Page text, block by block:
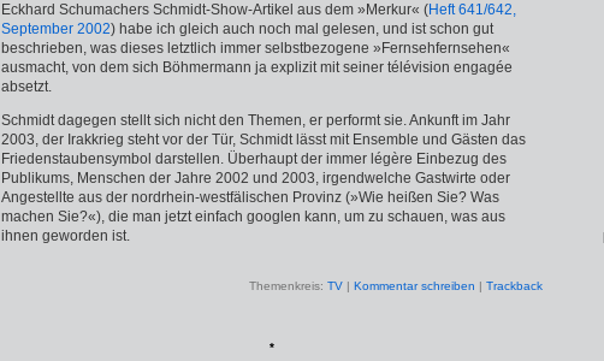
Eckhard Schumachers Schmidt-Show-Artikel aus dem »Merkur« (Heft 641/642,
September 2002) habe ich gleich auch noch mal gelesen, und ist schon gut
beschrieben, was dieses letztlich immer selbstbezogene »Fernsehfernsehen«
ausmacht, von dem sich Böhmermann ja explizit mit seiner télévision engagée
absetzt.
Schmidt dagegen stellt sich nicht den Themen, er performt sie. Ankunft im Jahr
2003, der Irakkrieg steht vor der Tür, Schmidt lässt mit Ensemble und Gästen das
Friedenstaubensymbol darstellen. Überhaupt der immer légère Einbezug des
Publikums, Menschen der Jahre 2002 und 2003, irgendwelche Gastwirte oder
Angestellte aus der nordrhein-westfälischen Provinz (»Wie heißen Sie? Was
machen Sie?«), die man jetzt einfach googlen kann, um zu schauen, was aus
ihnen geworden ist.
Themenkreis: TV | Kommentar schreiben | Trackback
*